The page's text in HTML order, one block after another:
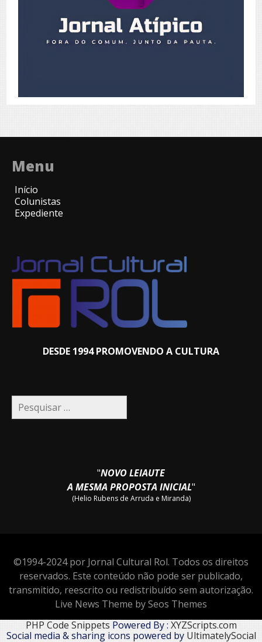
Menu
Início
Colunistas
Expediente
DESDE 1994 PROMOVENDO A CULTURA
Pesquisar
por:
"NOVO LEIAUTE
A MESMA PROPOSTA INICIAL"
(Helio Rubens de Arruda e Miranda)
©1994-2024 por Jornal Cultural Rol. Todos os direitos
reservados. Este conteúdo não pode ser publicado,
transmitido, reescrito ou redistribuído sem autorização.
Live News Theme by Seos Themes
PHP Code Snippets Powered By : XYZScripts.com
Social media & sharing icons powered by UltimatelySocial